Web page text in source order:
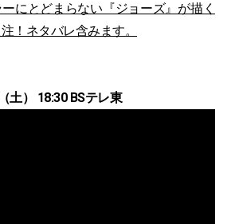
にとどまらない『ジョーズ』が描く
！ネタバレ含みます。
土） 18:30 BSテレ東